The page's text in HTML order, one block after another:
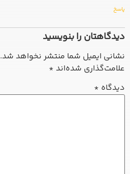
پاسخ
دیدگاهتان را بنویسید
نشانی ایمیل شما منتشر نخواهد شد.
علامت‌گذاری شده‌اند *
دیدگاه *